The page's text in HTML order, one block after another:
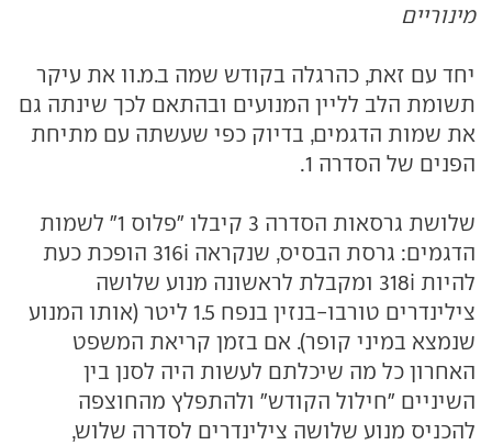
מינוריים
יחד עם זאת, כהרגלה בקודש שמה ב.מ.וו את עיקר
תשומת הלב לליין המנועים ובהתאם לכך שינתה גם
את שמות הדגמים, בדיוק כפי שעשתה עם מתיחת
הפנים של הסדרה 1.
שלושת גרסאות הסדרה 3 קיבלו "פלוס 1" לשמות
הדגמים: גרסת הבסיס, שנקראה 316i הופכת כעת
להיות 318i ומקבלת לראשונה מנוע שלושה
צילינדרים טורבו-בנזין בנפח 1.5 ליטר (אותו המנוע
שנמצא במיני קופר). אם בזמן קריאת המשפט
האחרון כל מה שיכלתם לעשות היה לסנן בין
השיניים "חילול הקודש" ולהתפלץ מהחוצפה
להכניס מנוע שלושה צילינדרים לסדרה שלוש,